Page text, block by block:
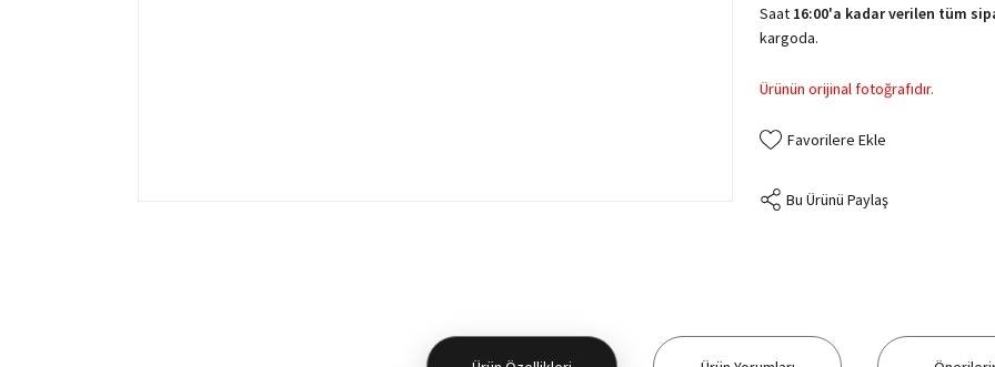
Saat 16:00'a kadar verilen tüm
kargoda.
Ürünün orijinal fotoğrafıdır.
Bu Ürünü Paylaş